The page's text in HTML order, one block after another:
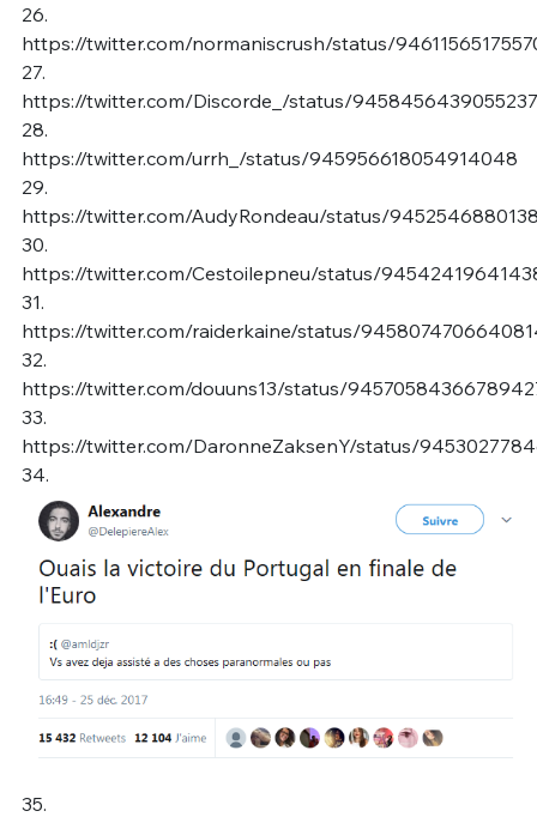
26.
https://twitter.com/normaniscrush/status/
27.
https://twitter.com/Discorde_/status/
28.
https://twitter.com/urrh_/status/945956618054914048
29.
https://twitter.com/AudyRondeau/status/
30.
https://twitter.com/Cestoilepneu/status/
31.
https://twitter.com/raiderkaine/status/
32.
https://twitter.com/douuns13/status/
33.
https://twitter.com/DaronneZaksenY/status/
34.
35.